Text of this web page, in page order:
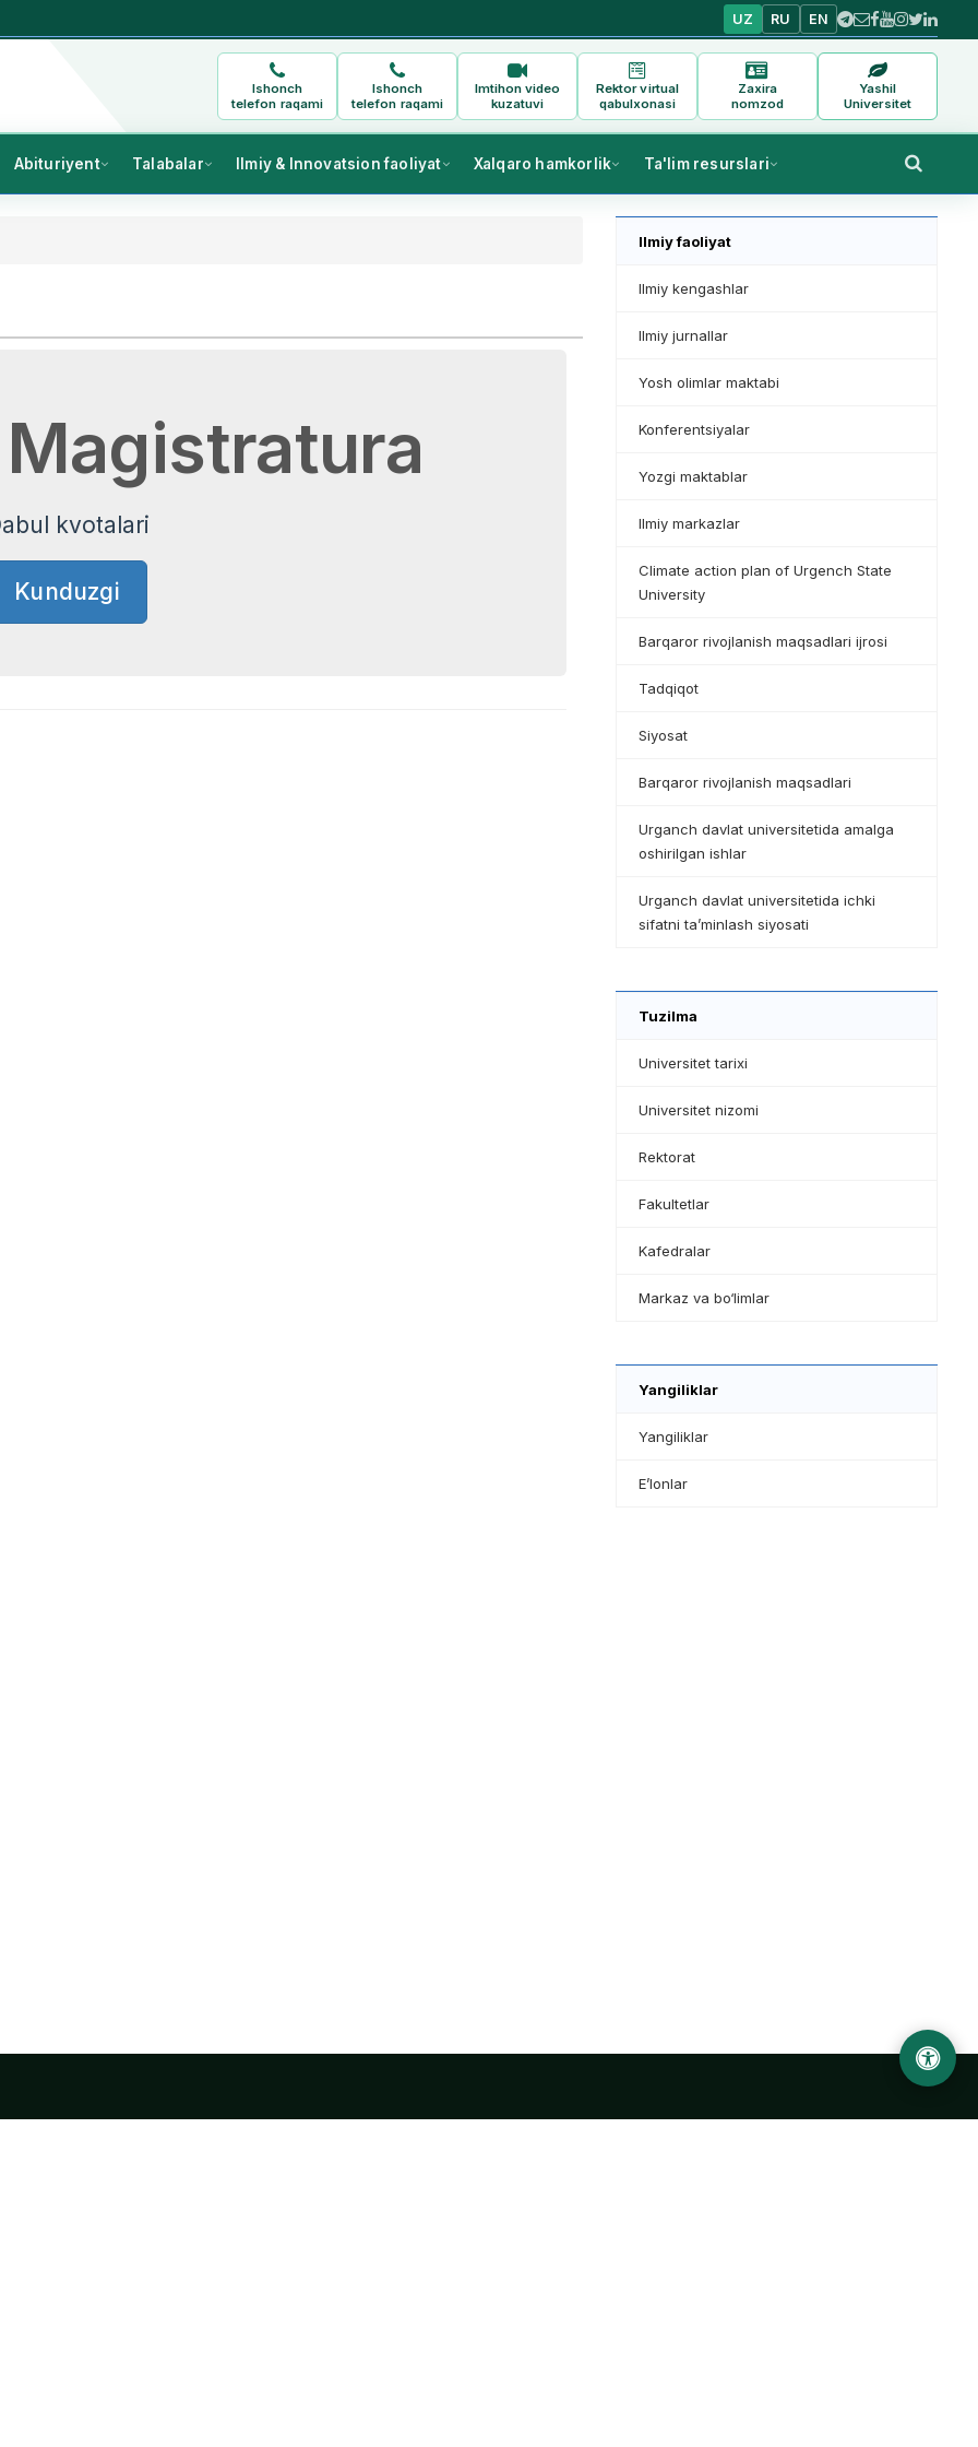
UZ RU EN
Ishonch
telefon raqami
Ishonch
telefon raqami
Imtihon video
kuzatuvi
Rektor virtual
qabulxonasi
Zaxira
nomzod
Yashil
Universitet
Abituriyent Talabalar Ilmiy & Innovatsion faoliyat Xalqaro hamkorlik Ta'lim resurslari
kvotalari
Kunduzgi
Ilmiy faoliyat
Ilmiy kengashlar
Ilmiy jurnallar
Yosh olimlar maktabi
Konferentsiyalar
Yozgi maktablar
Ilmiy markazlar
Climate action plan of Urgench State
University
Barqaror rivojlanish maqsadlari ijrosi
Tadqiqot
Siyosat
Barqaror rivojlanish maqsadlari
Urganch davlat universitetida amalga
oshirilgan ishlar
Urganch davlat universitetida ichki
sifatni ta’minlash siyosati
Tuzilma
Universitet tarixi
Universitet nizomi
Rektorat
Fakultetlar
Kafedralar
Markaz va bo‘limlar
Yangiliklar
Yangiliklar
E’lonlar